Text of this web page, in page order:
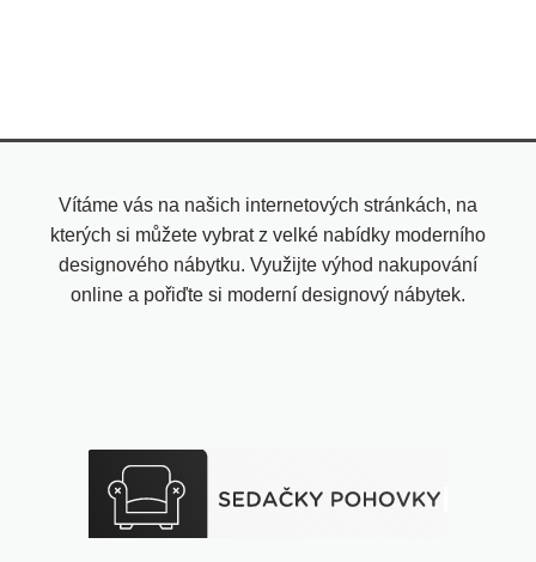
Vítáme vás na našich internetových stránkách, na
kterých si můžete vybrat z velké nabídky moderního
designového nábytku. Využijte výhod nakupování
online a pořiďte si moderní designový nábytek.